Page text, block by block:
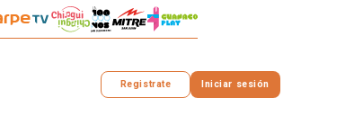
Registrate Iniciar sesión